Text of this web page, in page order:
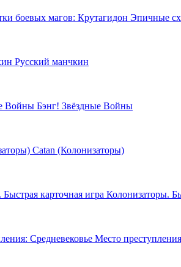
Эпичные
Русский манчкин
Бэнг! Звёздные Войны
Catan (Колонизаторы)
Колонизаторы.
Место